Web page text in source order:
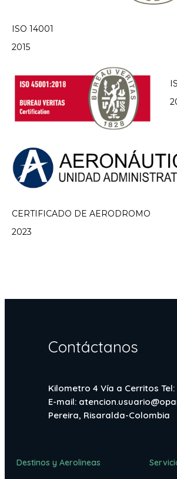
ISO 14001
2015
CERTIFICADO DE AERODROMO
2023
Contáctanos
Kilometro 4 Vía a Cerritos Tel:
E-mail:
Pereira, Risaralda-Colombia
Destinos y Aerolineas